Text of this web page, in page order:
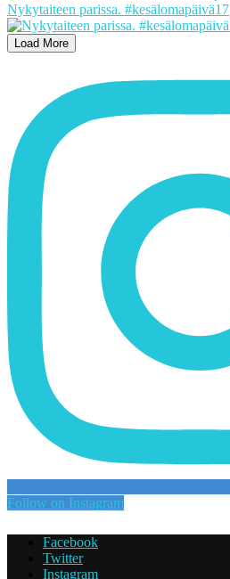
Nykytaiteen parissa. #kesälomapäivä17
Load More
Follow on Instagram
Facebook
Twitter
Instagram